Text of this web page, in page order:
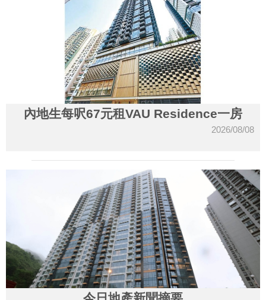
內地生每呎67元租VAU Residence一房
2026/08/08